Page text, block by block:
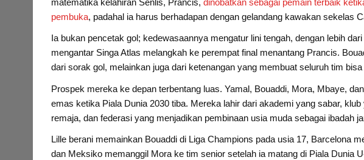
matematika kelahiran Senlis, Prancis,dinobatkan sebagai pemain terbaik
pembuka, padahal ia harus berhadapan dengan gelandang kawakan sekelas
Ia bukan pencetak gol; kedewasaannya mengatur lini tengah, dengan lebih
mengantar Singa Atlas melangkah ke perempat final menantang Prancis.
dari sorak gol, melainkan juga dari ketenangan yang membuat seluruh tim
Prospek mereka ke depan terbentang luas. Yamal, Bouaddi, Mora, Mbaye,
emas ketika Piala Dunia 2030 tiba. Mereka lahir dari akademi yang sabar,
remaja, dan federasi yang menjadikan pembinaan usia muda sebagai ibadah
Lille berani memainkan Bouaddi di Liga Champions pada usia 17, Barcelona
dan Meksiko memanggil Mora ke tim senior setelah ia matang di Piala Dunia